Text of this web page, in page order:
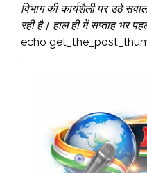
विभाग की कार्यशैली पर उठे
रही है। हाल ही में सप्ताह भर
echo